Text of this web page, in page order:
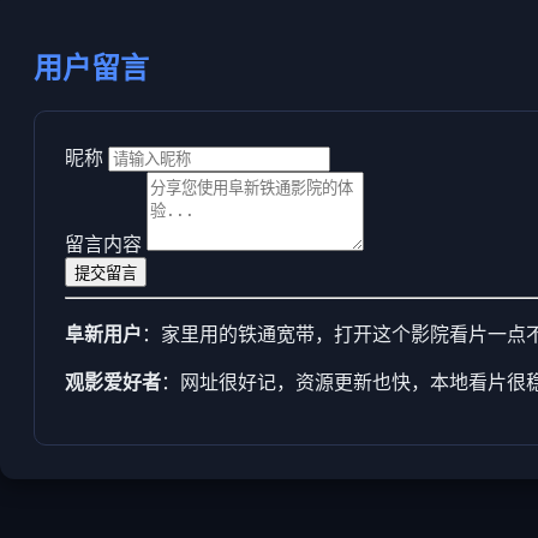
用户留言
昵称
留言内容
提交留言
阜新用户 ：家里用的铁通宽带，打开这个影院看片一点
观影爱好者：网址很好记，资源更新也快，本地看片很